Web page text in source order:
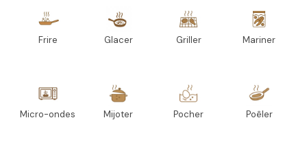
Frire Glacer Griller Mariner
Micro-ondes Mijoter Pocher Poêler